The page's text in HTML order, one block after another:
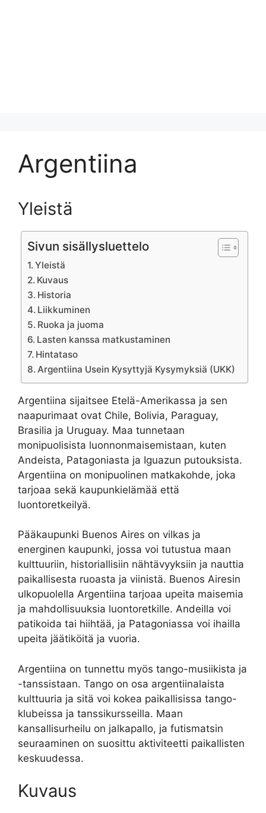
Argentiina
Yleistä
Sivun sisällysluettelo
Yleistä
Kuvaus
Historia
Liikkuminen
Ruoka ja juoma
Lasten kanssa matkustaminen
Hintataso
Argentiina Usein Kysyttyjä Kysymyksiä (UKK)
Argentiina sijaitsee Etelä-Amerikassa ja sen
naapurimaat ovat Chile, Bolivia, Paraguay,
Brasilia ja Uruguay. Maa tunnetaan
monipuolisista luonnonmaisemistaan, kuten
Andeista, Patagoniasta ja Iguazun putouksista.
Argentiina on monipuolinen matkakohde, joka
tarjoaa sekä kaupunkielämää että
luontoretkeilyä.
Pääkaupunki Buenos Aires on vilkas ja
energinen kaupunki, jossa voi tutustua maan
kulttuuriin, historiallisiin nähtävyyksiin ja nauttia
paikallisesta ruoasta ja viinistä. Buenos Airesin
ulkopuolella Argentiina tarjoaa upeita maisemia
ja mahdollisuuksia luontoretkille. Andeilla voi
patikoida tai hiihtää, ja Patagoniassa voi ihailla
upeita jäätiköitä ja vuoria.
Argentiina on tunnettu myös tango-musiikista ja
-tanssistaan. Tango on osa argentiinalaista
kulttuuria ja sitä voi kokea paikallisissa tango-
klubeissa ja tanssikursseilla. Maan
kansallisurheilu on jalkapallo, ja futismatsin
seuraaminen on suosittu aktiviteetti paikallisten
keskuudessa.
Kuvaus